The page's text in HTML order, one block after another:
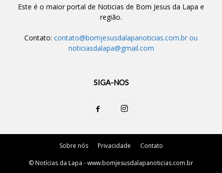
Este é o maior portal de Noticias de Bom Jesus da Lapa e
região.
Contato: contato@bomjesusdalapanoticias.com.br ou
noticiasdalapa@gmail.com
SIGA-NOS
Sobre nós Privacidade Contato
© Notícias da Lapa - www.bomjesusdalapanoticias.com.br